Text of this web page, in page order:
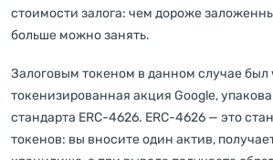
стоимости залога: чем дороже
больше можно занять.
Залоговым токеном в данном случае был
токенизированная акция Google,
стандарта ERC-4626. ERC-4626 — это
токенов: вы вносите один актив,